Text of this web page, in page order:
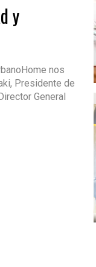
y
nos
Presidente de
General